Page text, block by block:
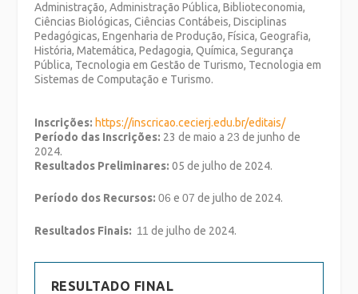
Administração, Administração Pública, Biblioteconomia,
Ciências Biológicas, Ciências Contábeis, Disciplinas
Pedagógicas, Engenharia de Produção, Física, Geografia,
História, Matemática, Pedagogia, Química, Segurança
Pública, Tecnologia em Gestão de Turismo, Tecnologia em
Sistemas de Computação e Turismo.
Inscrições: https://inscricao.cecierj.edu.br/editais/
Período das Inscrições: 23 de maio a 23 de junho de
2024.
Resultados Preliminares: 05 de julho de 2024.
Período dos Recursos: 06 e 07 de julho de 2024.
Resultados Finais: 11 de julho de 2024.
RESULTADO FINAL